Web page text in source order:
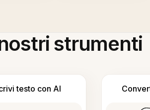
strumenti
testo con AI